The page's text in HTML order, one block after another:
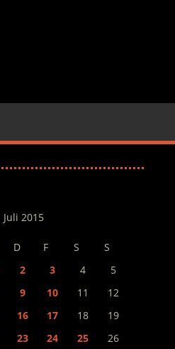
Juli 2015
D F S
S
2 3 4
5
9 10 11
12
16 17 18
19
23 24 25
26